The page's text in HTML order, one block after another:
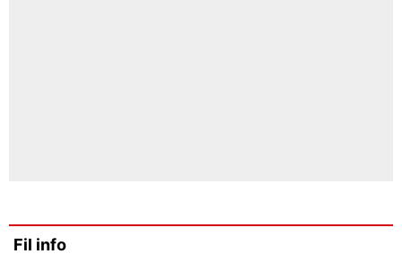
Fil info